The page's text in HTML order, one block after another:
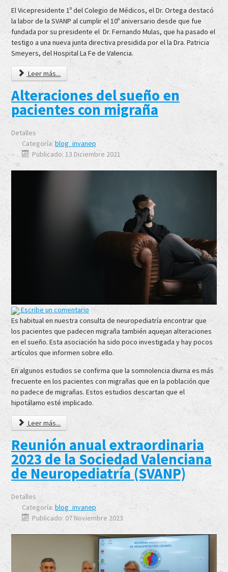
El Vicepresidente 1º del Colegio de Médicos, el Dr. Ortega destacó
la labor de la SVANP al cumplir el 10º aniversario desde que fue
fundada por su presidente el Dr. Fernando Mulas, que ha pasado el
testigo a una nueva junta directiva presidida por el la Dra. Patricia
Smeyers, del Hospital La Fe de Valencia.
Leer más...
Alteraciones del sueño en
pacientes con migraña
Detalles
Categoría: blog_invanep
Publicado: 13 Diciembre 2021
Escribe un comentario
Es habitual en nuestra consulta de neuropediatría encontrar que
los pacientes que padecen migraña también aquejan alteraciones
en el sueño. Esta asociación ha sido poco investigada y hay pocos
artículos que informen sobre ello.
En algunos estudios se confirma que la somnolencia diurna es más
frecuente en los pacientes con migrañas que en la población que
no padece de migrañas. Estos estudios descartan que el
hipotálamo esté implicado.
Leer más...
Reunión anual extraordinaria
2023 de la Sociedad Valenciana
de Neuropediatría (SVANP)
Detalles
Categoría: blog_invanep
Publicado: 07 Noviembre 2023